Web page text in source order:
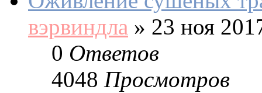
вэрвиндла » 23 ноя
0 Ответов
4048 Просмотров